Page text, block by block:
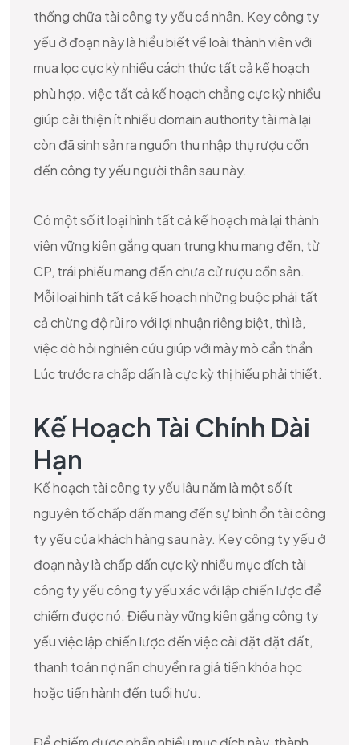
thống chữa tài công ty yếu cá nhân. Key công ty
yếu ở đoạn này là hiểu biết về loài thành viên với
mua lọc cực kỳ nhiều cách thức tất cả kế hoạch
phù hợp. việc tất cả kế hoạch chẳng cực kỳ nhiều
giúp cải thiện ít nhiều domain authority tài mà lại
còn đã sinh sản ra nguồn thu nhập thụ rượu cồn
đến công ty yếu người thân sau này.
Có một số ít loại hình tất cả kế hoạch mà lại thành
viên vững kiên gắng quan trung khu mang đến, từ
CP, trái phiếu mang đến chưa cử rượu cồn sản.
Mỗi loại hình tất cả kế hoạch những buộc phải tất
cả chừng độ rủi ro với lợi nhuận riêng biệt, thì là,
việc dò hỏi nghiên cứu giúp với mày mò cẩn thẩn
Lúc trước ra chấp dấn là cực kỳ thị hiếu phải thiết.
Kế Hoạch Tài Chính Dài
Hạn
Kế hoạch tài công ty yếu lâu năm là một số ít
nguyên tố chấp dấn mang đến sự bình ổn tài công
ty yếu của khách hàng sau này. Key công ty yếu ở
đoạn này là chấp dấn cực kỳ nhiều mục đích tài
công ty yếu công ty yếu xác với lập chiến lược để
chiếm được nó. Điều này vững kiên gắng công ty
yếu việc lập chiến lược đến việc cài đặt đặt đất,
thanh toán nợ nần chuyển ra giá tiền khóa học
hoặc tiến hành đến tuổi hưu.